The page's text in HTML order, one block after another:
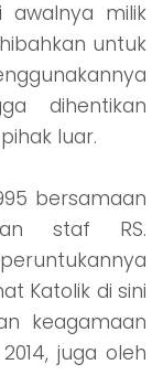
awalnya milik
untuk
dihentikan
luar.
bersamaan
staf RS.
Katolik di sini
keagamaan
juga oleh